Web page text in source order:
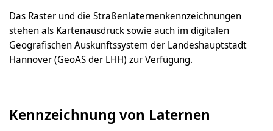
Das Raster und die Straßenlaternenkennzeichnungen
stehen als Kartenausdruck sowie auch im digitalen
Geografischen Auskunftssystem der Landeshauptstadt
Hannover (GeoAS der LHH) zur Verfügung.
Kennzeichnung von Laternen